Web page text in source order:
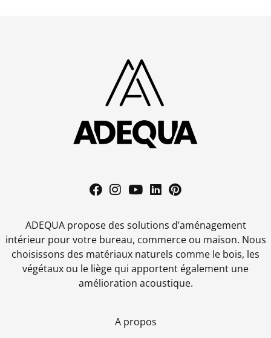
ADEQUA propose des solutions d’aménagement
intérieur pour votre bureau, commerce ou maison. Nous
choisissons des matériaux naturels comme le bois, les
végétaux ou le liège qui apportent également une
amélioration acoustique.
A propos